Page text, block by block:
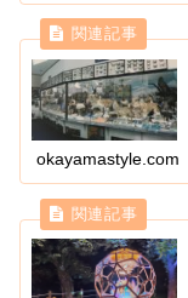
okayamastyle.com